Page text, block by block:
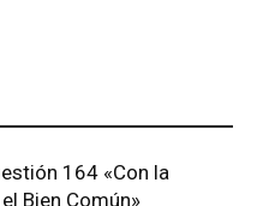
164 «Con la
Bien Común»